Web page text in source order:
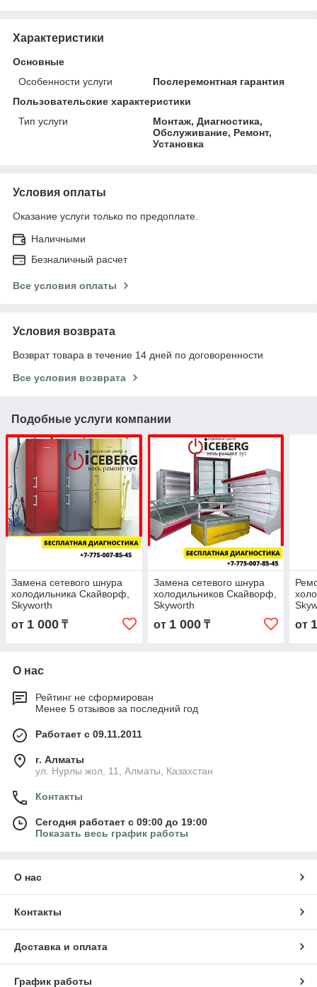
Характеристики
Основные
Особенности услуги
Послеремонтная гарантия
Пользовательские характеристики
Тип услуги
Монтаж, Диагностика,
Обслуживание, Ремонт,
Установка
Условия оплаты
Оказание услуги только по предоплате.
Наличными
Безналичный расчет
Все условия оплаты
Условия возврата
Возврат товара в течение 14 дней по договоренности
Все условия возврата
Подобные услуги компании
Замена сетевого шнура
холодильника Скайворф,
Skyworth
от 1 000 ₸
Замена сетевого шнура
холодильников Скайворф,
Skyworth
от 1 000₸ от
О нас
Рейтинг не сформирован
Менее 5 отзывов за последний год
Работает с 09.11.2011
г. Алматы
ул. Нурлы жол, 11, Алматы, Казахстан
Контакты
Сегодня работает с 09:00 до 19:00
Показать весь график работы
О нас
Контакты
Доставка и оплата
График работы